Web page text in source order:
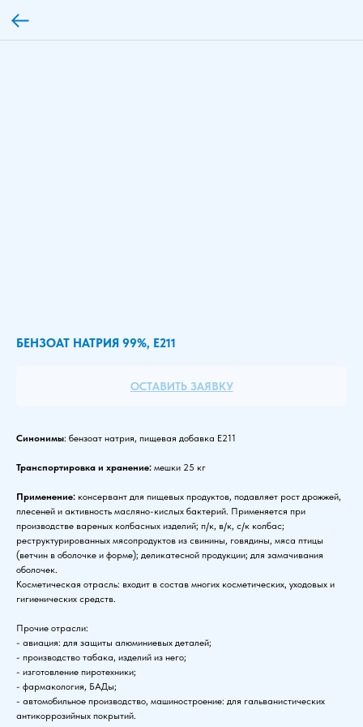
БЕНЗОАТ НАТРИЯ 99%, Е211
ОСТАВИТЬ ЗАЯВКУ
Синонимы: бензоат натрия, пищевая добавка Е211
Транспортировка и хранение: мешки 25 кг
Применение: консервант для пищевых продуктов, подавляет рост дрожжей,
плесеней и активность масляно-кислых бактерий. Применяется при
производстве вареных колбасных изделий; п/к, в/к, с/к колбас;
реструктурированных мясопродуктов из свинины, говядины, мяса птицы
(ветчин в оболочке и форме); деликатесной продукции; для замачивания
оболочек.
Косметическая отрасль: входит в состав многих косметических, уходовых и
гигиенических средств.
Прочие отрасли:
- авиация: для защиты алюминиевых деталей;
- производство табака, изделий из него;
- изготовление пиротехники;
- фармакология, БАДы;
- автомобильное производство, машиностроение: для гальванистических
антикоррозийных покрытий.